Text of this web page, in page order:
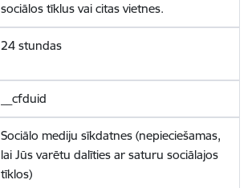
sociālos tīklus vai citas vietnes.
24 stundas
__cfduid
Sociālo mediju sīkdatnes (nepieciešamas,
lai Jūs varētu dalīties ar saturu sociālajos
tīklos)